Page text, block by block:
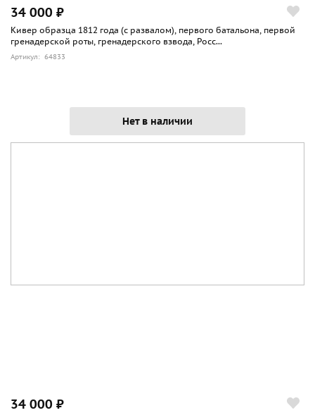
34 000 ₽
Кивер образца 1812 года (с развалом), первого батальона, первой
гренадерской роты, гренадерского взвода, Росс...
Артикул: 64833
Нет в наличии
34 000 ₽